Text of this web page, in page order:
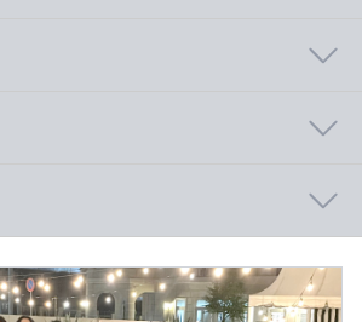
、ウォーターフォールモデルによる開
プロジェクトにはさせず、上長とのチ
幅を広げていただければと思います。
〜66.6万円
して相談に応じます。